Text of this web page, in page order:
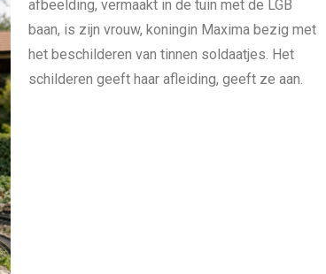
afbeelding, vermaakt in de tuin met de LGB
baan, is zijn vrouw, koningin Maxima bezig met
het beschilderen van tinnen soldaatjes. Het
schilderen geeft haar afleiding, geeft ze aan.